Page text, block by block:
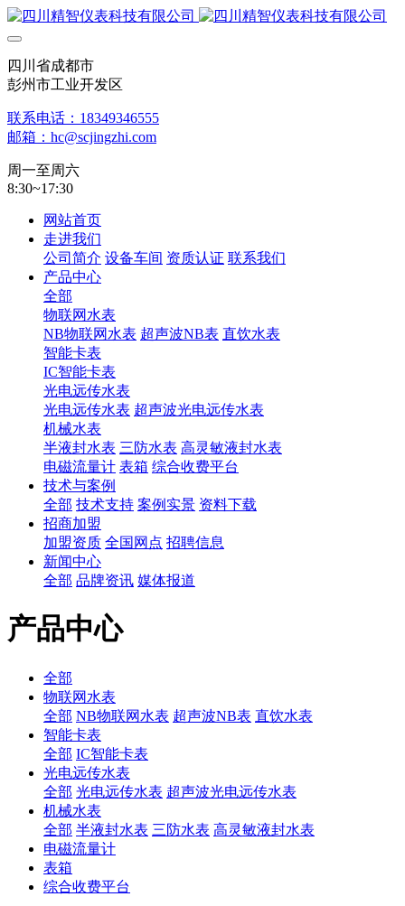
四川省成都市
彭州市工业开发区
联系电话：18349346555
邮箱：hc@scjingzhi.com
周一至周六
8:30~17:30
网站首页
走进我们
公司简介 设备车间 资质认证 联系我们
产品中心
全部
物联网水表
NB物联网水表 超声波NB表 直饮水表
智能卡表
IC智能卡表
光电远传水表
光电远传水表 超声波光电远传水表
机械水表
半液封水表 三防水表 高灵敏液封水表
电磁流量计 表箱 综合收费平台
技术与案例
全部 技术支持 案例实景 资料下载
招商加盟
加盟资质 全国网点 招聘信息
新闻中心
全部 品牌资讯 媒体报道
产品中心
全部
物联网水表
全部 NB物联网水表 超声波NB表 直饮水表
智能卡表
全部 IC智能卡表
光电远传水表
全部 光电远传水表 超声波光电远传水表
机械水表
全部 半液封水表 三防水表 高灵敏液封水表
电磁流量计
表箱
综合收费平台